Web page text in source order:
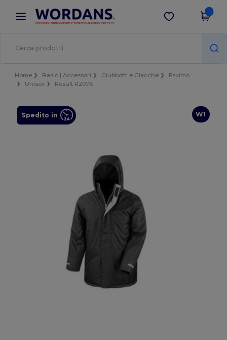
× App Wordans
Prezzi migliori sull'app!
Scarica app
Home Basic | Accessori Giubbotti e Giacche
Eskimo
Unisex
Result R207X
W1
Spedito in